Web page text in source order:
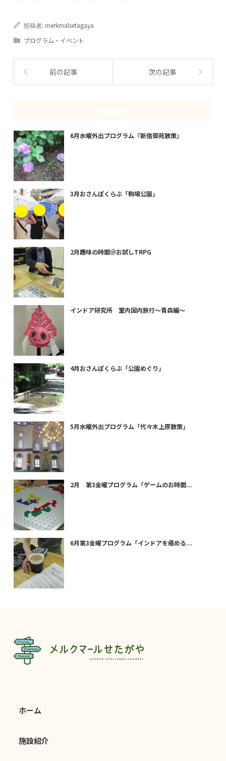
投稿者: merkmalsetagaya
プログラム・イベント
前の記事 次の記事
6月水曜外出プログラム『新宿御苑散策』
3月おさんぽくらぶ「駒場公園」
2月趣味の時間＠お試しTRPG
インドア研究所 室内国内旅行～青森編～
4月おさんぽくらぶ「公園めぐり」
5月水曜外出プログラム「代々木上原散策」
2月 第3金曜プログラム「ゲームのお時間...
6月第3金曜プログラム「インドアを極める...
ホーム
施設紹介